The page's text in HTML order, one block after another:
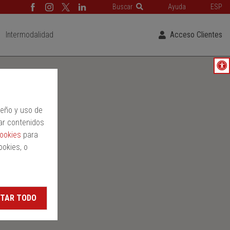
y uso de
contenidos
para
o
TODO
Buscar Ayuda ESP
Intermodalidad Acceso Clientes